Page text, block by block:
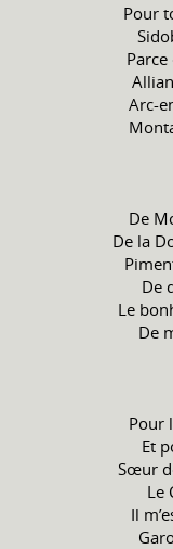
Pour
Arc-
De
De la
De
Le
De
Pour
Et
Sœur
Le
Il